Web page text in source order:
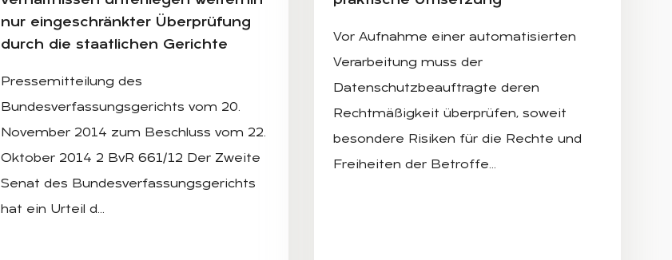
nur ein­ge­schränk­ter Über­prü­fung
durch die staat­li­chen Ge­rich­te
Pressemitteilung des
Bundesverfassungsgerichts vom 20.
November 2014 zum Beschluss vom 22.
Oktober 2014 2 BvR 661/12 Der Zweite
Senat des Bundesverfassungsgerichts
hat ein Urteil d…
Vor Aufnahme einer automatisierten
Verarbeitung muss der
Datenschutzbeauftragte deren
Rechtmäßigkeit überprüfen, soweit
besondere Risiken für die Rechte und
Freiheiten der Betroffe…